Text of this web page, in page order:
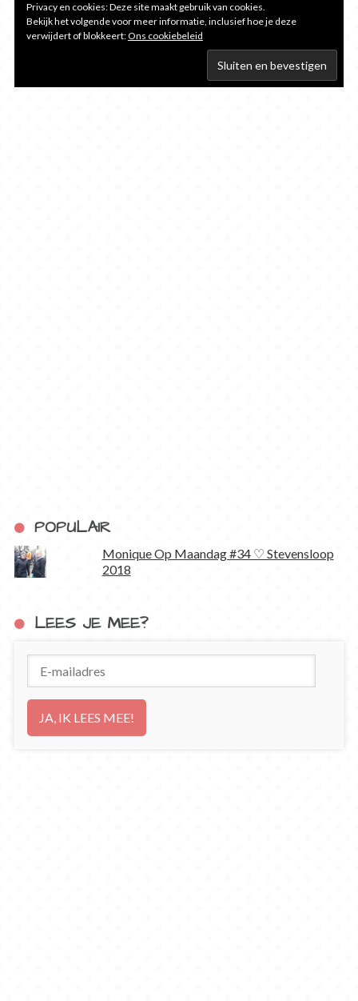
Privacy en cookies: Deze site maakt gebruik van cookies.
Bekijk het volgende voor meer informatie, inclusief hoe je deze
verwijdert of blokkeert:Ons cookiebeleid
POPULAIR
Monique Op Maandag #34 ♡ Stevensloop
2018
LEES JE MEE?
mailadres